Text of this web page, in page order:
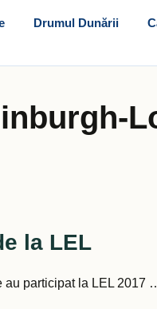
Drumul Dunării
la LEL
au participat la LEL 2017